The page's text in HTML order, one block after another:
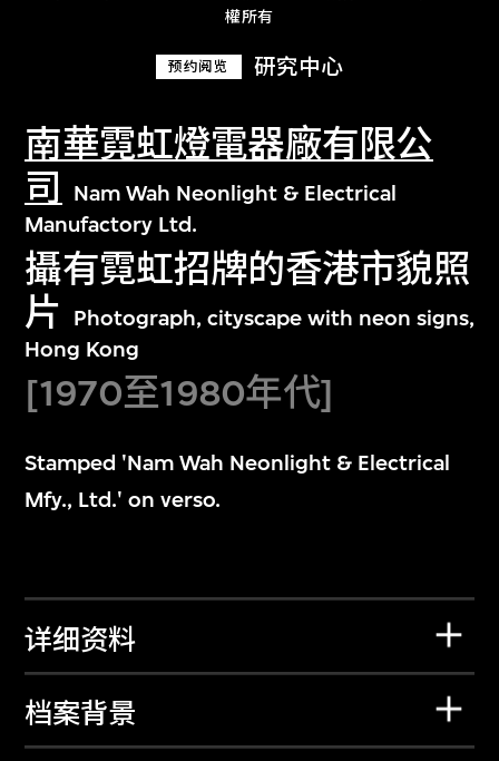
權所有
预约阅览 研究中心
南華霓虹燈電器廠有限公
司
Nam Wah Neonlight & Electrical
Manufactory Ltd.
攝有霓虹招牌的香港市貌照
片
Photograph, cityscape with neon signs,
Hong Kong
[1970至1980年代]
Stamped 'Nam Wah Neonlight & Electrical
Mfy., Ltd.' on verso.
详细资料
档案背景
探索世界顶级的二十及二十一世纪视觉
文化藏品。